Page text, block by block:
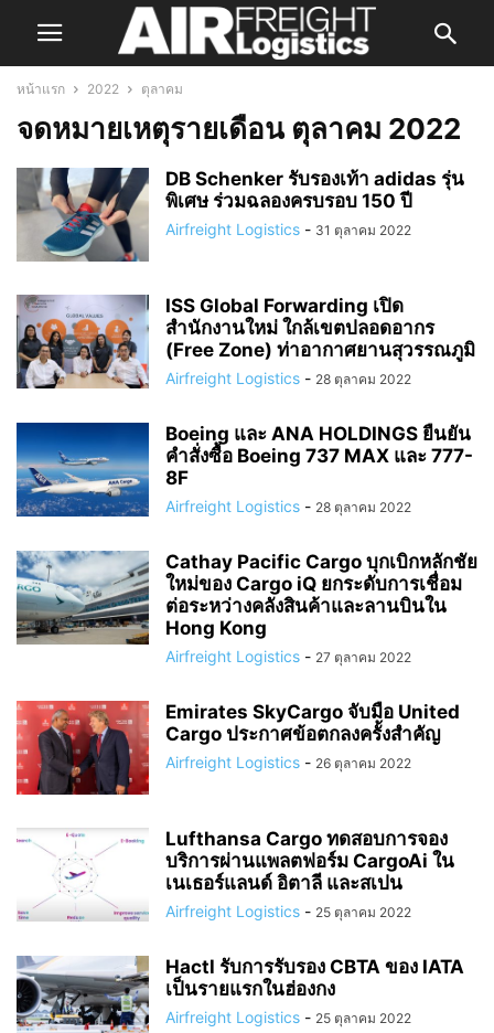
หน้าแรก 2022 ตุลาคม
จดหมายเหตุรายเดือน ตุลาคม 2022
DB Schenker รับรองเท้า adidas รุ่น
พิเศษ ร่วมฉลองครบรอบ 150 ปี
Airfreight Logistics - 31 ตุลาคม 2022
ISS Global Forwarding เปิด
สำนักงานใหม่ ใกล้เขตปลอดอากร
(Free Zone) ท่าอากาศยานสุวรรณภูมิ
Airfreight Logistics - 28 ตุลาคม 2022
Boeing และ ANA HOLDINGS ยืนยัน
คำสั่งซื้อ Boeing 737 MAX และ 777-
8F
Airfreight Logistics - 28 ตุลาคม 2022
Cathay Pacific Cargo บุกเบิกหลักชัย
ใหม่ของ Cargo iQ ยกระดับการเชื่อม
ต่อระหว่างคลังสินค้าและลานบินใน
Hong Kong
Airfreight Logistics - 27 ตุลาคม 2022
Emirates SkyCargo จับมือ United
Cargo ประกาศข้อตกลงครั้งสำคัญ
Airfreight Logistics - 26 ตุลาคม 2022
Lufthansa Cargo ทดสอบการจอง
บริการผ่านแพลตฟอร์ม CargoAi ใน
เนเธอร์แลนด์ อิตาลี และสเปน
Airfreight Logistics - 25 ตุลาคม 2022
Hactl รับการรับรอง CBTA ของ IATA
เป็นรายแรกในฮ่องกง
Airfreight Logistics - 25 ตุลาคม 2022